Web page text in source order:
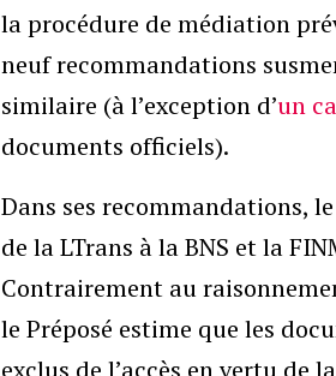
la procédure de médiation
neuf recommandations
similaire (à l’exception d’un
documents officiels).
Dans ses recommandations,
de la LTrans à la BNS et la
Contrairement au
le Préposé estime que les
exclus de l’accès en vertu de